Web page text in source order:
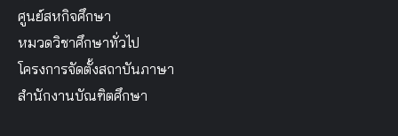
ศูนย์สหกิจศึกษา
หมวดวิชาศึกษาทั่วไป
โครงการจัดตั้งสถาบันภาษา
สำนักงานบัณฑิตศึกษา